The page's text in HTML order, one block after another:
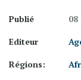
Publié
08
Editeur
Régions: